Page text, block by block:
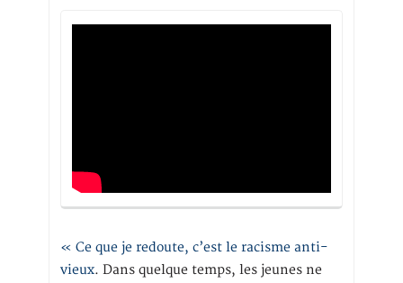
« Ce que je redoute, c’est le racisme anti-
vieux. Dans quelque temps, les jeunes ne